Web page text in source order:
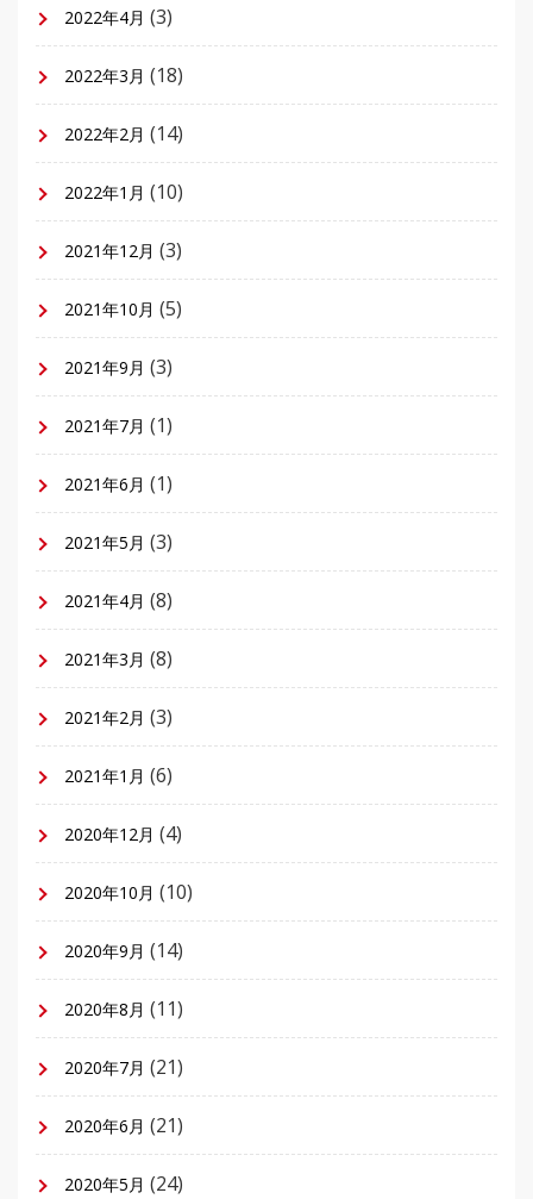
2022年4月 (3)
2022年3月 (18)
2022年2月 (14)
2022年1月 (10)
2021年12月 (3)
2021年10月 (5)
2021年9月 (3)
2021年7月 (1)
2021年6月 (1)
2021年5月 (3)
2021年4月 (8)
2021年3月 (8)
2021年2月 (3)
2021年1月 (6)
2020年12月 (4)
2020年10月 (10)
2020年9月 (14)
2020年8月 (11)
2020年7月 (21)
2020年6月 (21)
2020年5月 (24)